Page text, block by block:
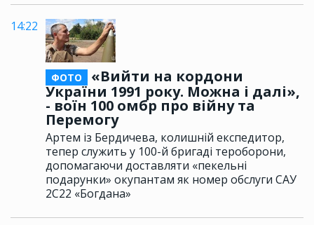
14:22
ФОТО
«Вийти на кордони
України 1991 року. Можна і далі»,
- воїн 100 омбр про війну та
Перемогу
Артем із Бердичева, колишній експедитор,
тепер служить у 100-й бригаді тероборони,
допомагаючи доставляти «пекельні
подарунки» окупантам як номер обслуги САУ
2С22 «Богдана»